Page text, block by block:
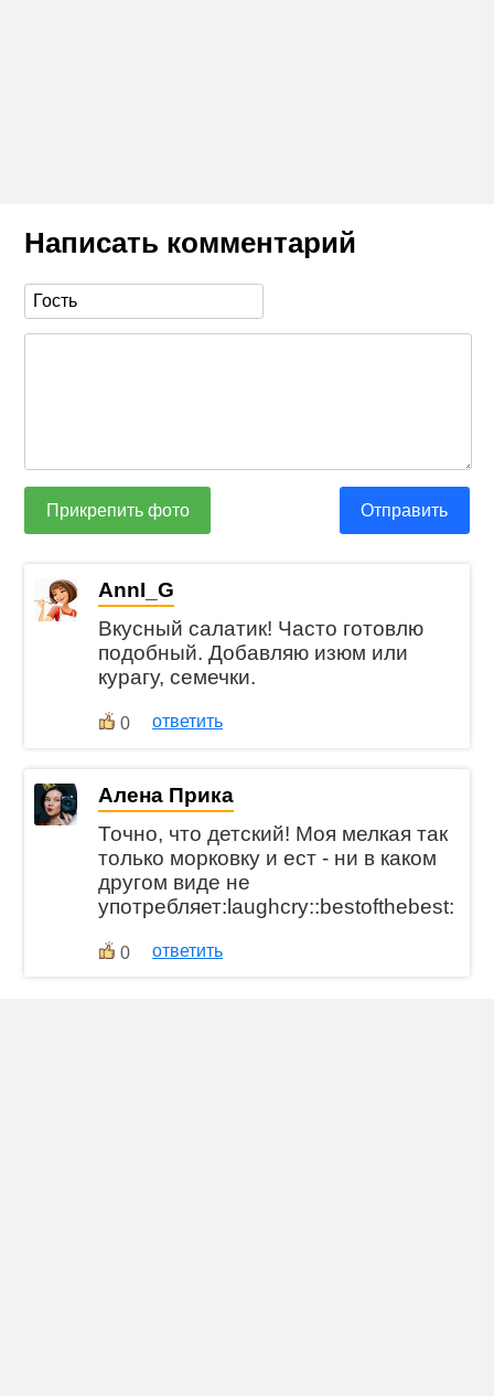
Написать комментарий
Прикрепить фото Отправить
AnnI_G
Вкусный салатик! Часто готовлю
подобный. Добавляю изюм или
курагу, семечки.
0 ответить
Алена Прика
Точно, что детский! Моя мелкая так
только морковку и ест - ни в каком
другом виде не
употребляет:laughcry::bestofthebest:
0 ответить